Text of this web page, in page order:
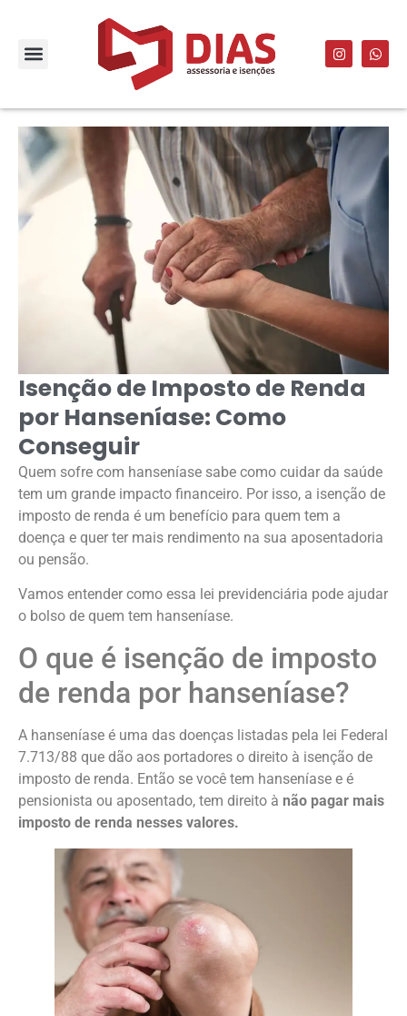
Isenção de Imposto de Renda
por Hanseníase: Como
Conseguir
Quem sofre com hanseníase sabe como cuidar da saúde
tem um grande impacto financeiro. Por isso, a isenção de
imposto de renda é um benefício para quem tem a
doença e quer ter mais rendimento na sua aposentadoria
ou pensão.
Vamos entender como essa lei previdenciária pode ajudar
o bolso de quem tem hanseníase.
O que é isenção de imposto
de renda por hanseníase?
A hanseníase é uma das doenças listadas pela lei Federal
7.713/88 que dão aos portadores o direito à isenção de
imposto de renda. Então se você tem hanseníase e é
pensionista ou aposentado, tem direito à não pagar mais
imposto de renda nesses valores.